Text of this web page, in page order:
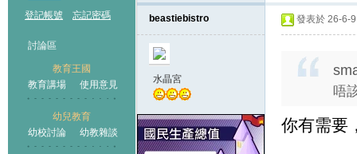
登記帳號 忘記密碼
討論區
教育王國
教育講場
使用意見
幼兒教育
幼校討論
幼教雜談 王國
beastiebistro
水晶宮
發表於 26-6-
唔
你有需要